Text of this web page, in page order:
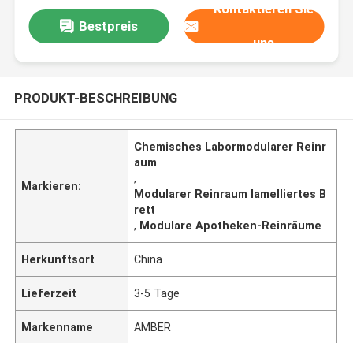
Bestpreis
Kontaktieren Sie
uns
PRODUKT-BESCHREIBUNG
Markieren:
Chemisches Labormodularer Reinr
aum
,
Modularer Reinraum lamelliertes B
rett
, Modulare Apotheken-Reinräume
Herkunftsort China
Lieferzeit 3-5 Tage
Markenname AMBER